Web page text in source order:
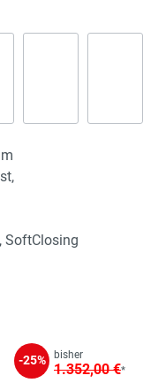
SoftClosing
-25% bisher
1.352,00 €*